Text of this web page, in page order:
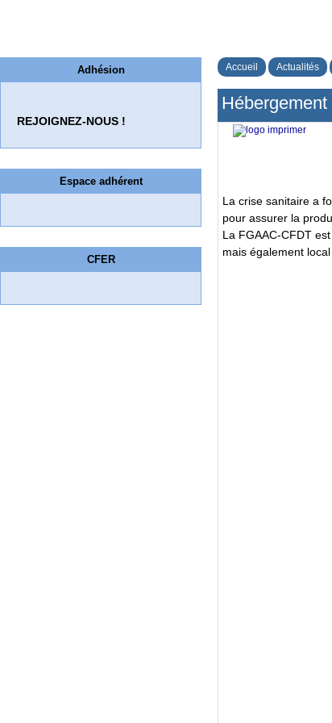
Accueil Actualités
La crise sanitaire a
pour assurer la
La FGAAC-CFDT
mais également
Adhésion
REJOIGNEZ-NOUS !
Espace adhérent
CFER